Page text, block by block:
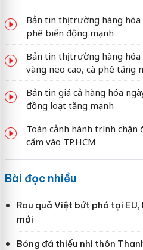
Bản tin thị trường hàng
phê biến động mạnh
Bản tin thị trường hàng
vàng neo cao, cà phê tăng
Bản tin giá cả hàng hóa
đồng loạt tăng mạnh
Toàn cảnh hành trình
cấm vào TP.HCM
Bài đọc nhiều
Rau quả Việt bứt phá tại
mới
Bóng đá thiếu nhi thôn